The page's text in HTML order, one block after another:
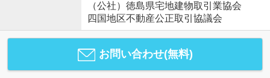
（公社）徳島県宅地建物取引業協会
四国地区不動産公正取引協議会
お問い合わせ(無料)